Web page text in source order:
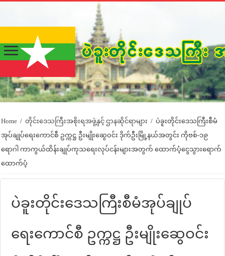
Home / တိုင်းဒေသကြီးအစိုးရအဖွဲ့နှင့် ဌာနဆိုင်ရာများ / ပဲခူးတိုင်းဒေသကြီးစီမံ
အုပ်ချုပ်ရေးကောင်စီ ဥက္ကဋ္ဌ ဦးမျိုးဆွေဝင်း ဒိုက်ဦးမြို့နယ်အတွင်း ကိုဗစ်-၁၉
ရောဂါ ကာကွယ်ထိန်းချုပ်ကုသရေးလုပ်ငန်းများအတွက် ထောက်ပံ့ငွေသွားရောက်
ထောက်ပံ့
ပဲခူးတိုင်းဒေသကြီးစီမံအုပ်ချုပ်
ရေးကောင်စီ ဥက္ကဋ္ဌ ဦးမျိုးဆွေဝင်း